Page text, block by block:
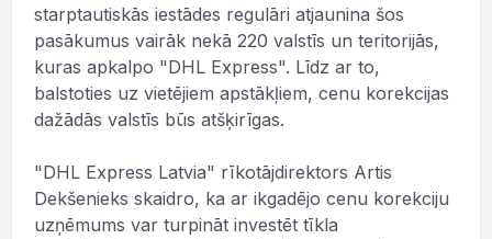
starptautiskās iestādes regulāri atjaunina šos
pasākumus vairāk nekā 220 valstīs un teritorijās,
kuras apkalpo "DHL Express". Līdz ar to,
balstoties uz vietējiem apstākļiem, cenu korekcijas
dažādās valstīs būs atšķirīgas.
"DHL Express Latvia" rīkotājdirektors Artis
Dekšenieks skaidro, ka ar ikgadējo cenu korekciju
uzņēmums var turpināt investēt tīkla